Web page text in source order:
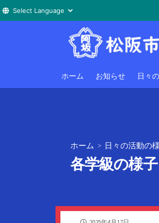
へ
ホーム お知らせ 日々
阿坂
ホーム > 日々の活動の
各学級の様子